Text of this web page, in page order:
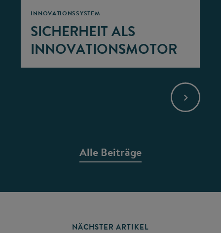
INNOVATIONSSYSTEM
SICHERHEIT ALS
INNOVATIONSMOTOR
Alle Beiträge
NÄCHSTER ARTIKEL